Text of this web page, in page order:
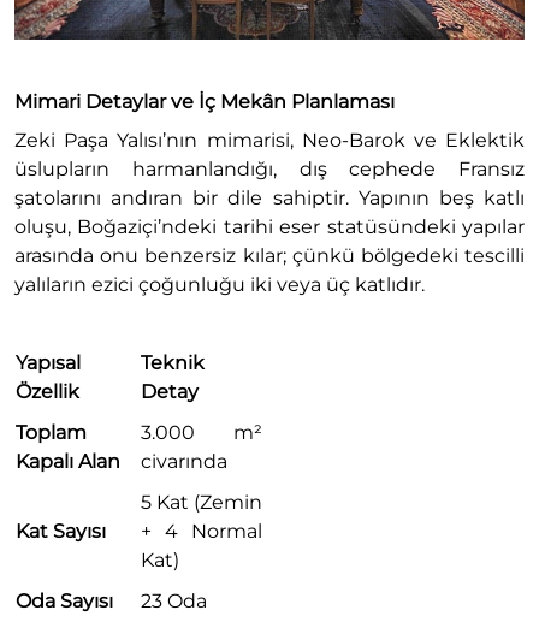
Mimari Detaylar ve İç Mekân Planlaması
Zeki Paşa Yalısı’nın mimarisi, Neo-Barok ve Eklektik
üslupların harmanlandığı, dış cephede Fransız
şatolarını andıran bir dile sahiptir. Yapının beş katlı
oluşu, Boğaziçi’ndeki tarihi eser statüsündeki yapılar
arasında onu benzersiz kılar; çünkü bölgedeki tescilli
yalıların ezici çoğunluğu iki veya üç katlıdır.
Yapısal
Özellik
Teknik
Detay
Toplam
Kapalı Alan
3.000 m²
civarında
Kat Sayısı
5 Kat (Zemin
+ 4 Normal
Kat)
Oda Sayısı
23 Oda